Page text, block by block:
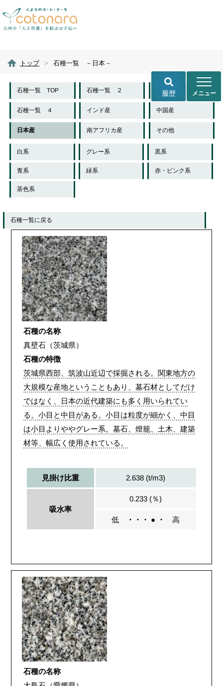
トップ > 石種一覧 －日本－
石種の名称
真壁石（茨城県）
石種の特徴
茨城県西部、筑波山近辺で採掘される。関東地方の
大規模な産地ということもあり、墓石材としてだけ
ではなく、日本の近代建築にも多く用いられてい
る。小目と中目がある。小目は粒度が細かく、中目
は小目よりややグレー系。墓石、燈籠、土木、建築
材等、幅広く使用されている。
見掛け比重 2.638 (t/m3)
吸水率
0.233 (％)
低 ・・・ ● ・ 高
石種の名称
石種一覧 TOP 石種一覧 ２ 石種一覧 ３
石種一覧 ４ インド産 中国産
日本産 南アフリカ産 その他
白系 グレー系 黒系
青系 緑系 赤・ピンク系
茶色系
石種一覧に戻る
履歴